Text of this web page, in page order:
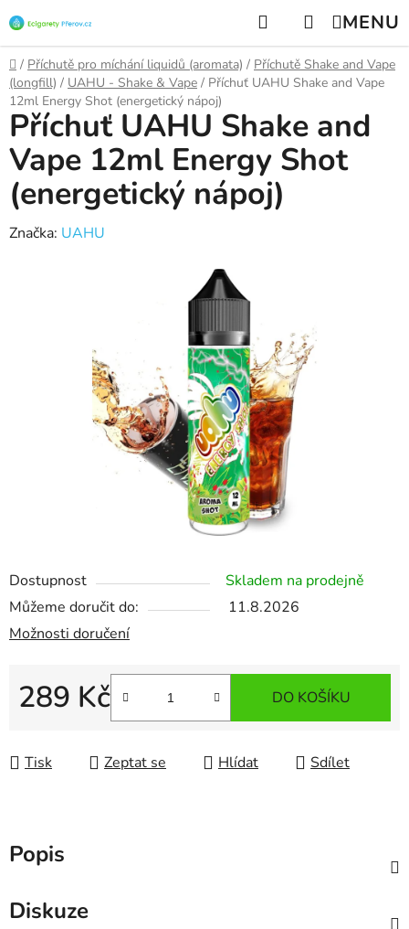
na
obsah
Hledat NÁKUPNÍ
KOŠÍK
Domů
/ Příchutě pro míchání liquidů (aromata) / Příchutě Shake and Vape
(longfill) / UAHU - Shake & Vape / Příchuť UAHU Shake and Vape
12ml Energy Shot (energetický nápoj)
Dostupnost
Skladem na prodejně
Můžeme doručit do:
11.8.2026
Možnosti doručení
289 Kč DO KOŠÍKU
Tisk Zeptat se Hlídat Sdílet
Příchuť UAHU Shake and
Vape 12ml Energy Shot
(energetický nápoj)
Značka: UAHU
Popis
Diskuze